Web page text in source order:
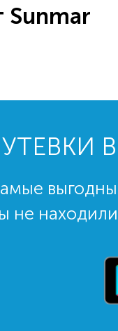
Sunmar
не